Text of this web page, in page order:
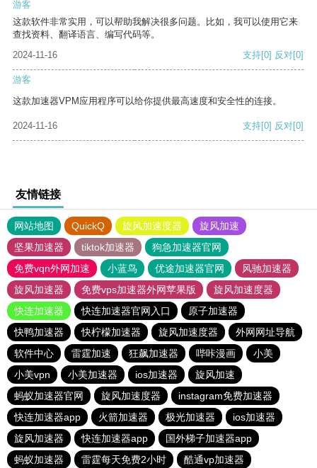
游客
这款软件非常实用，可以帮助我解决很多问题。比如，我可以使用它来
查找资料、翻译语言、编写代码等。
2024-11-16
支持[0] 反对[0]
游客
这款加速器VPM应用程序可以给你提供最高速度和安全性的连接。
2024-11-16 支持[0] 反对[0]
友情链接
网站地图 QuickQ 旋风加速度器
旋风加速
坚果加速器
tiktok加速器
狗急加速器官网
免费vqn外网加速
小蓝鸟 优途加速器官网
风驰加速器
旋风加速器
免费vps加速器外网苹果版
旋风加速度器
快连加速器
快连加速器官网入口
原子加速器
快鸭加速器
快柠檬加速器 旋风加速度器
外网网址导航
软件中心
雷霆加速 狂飙加速器 哔咔漫画
小美
小美vpn
小美加速器 ios加速器
旋风加速
蚂蚁加速器官网
旋风加速度器
instagram免费加速器
快连加速器app
火箭加速器 极光加速器
ios加速器
旋风加速器
快连加速器app
国外梯子加速器app
蚂蚁加速器
雷霆每天免费2小时 酷通vp加速器